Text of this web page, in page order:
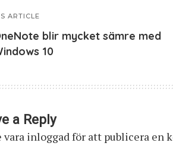
ARTICLE
blir mycket sämre med
10
a Reply
vara inloggadför att publicera en